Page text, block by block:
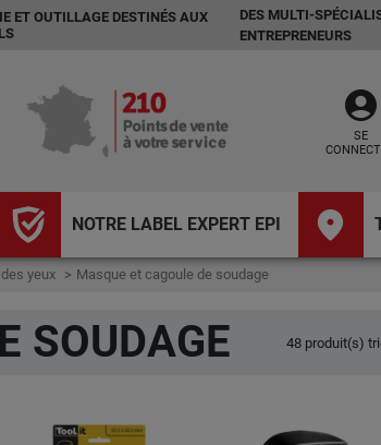
ET OUTILLAGE DESTINÉS AUX
DES MULTI-
ENTREPRENEURS
account_circle
SE
NOTRE LABEL EXPERT EPI place
yeux Masque et cagoule de soudage
SOUDAGE 48 produit(s)